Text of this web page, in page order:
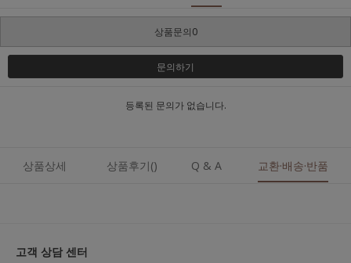
상품문의0
문의하기
등록된 문의가 없습니다.
상품상세 상품후기() Q & A 교환·배송·반품
고객 상담 센터